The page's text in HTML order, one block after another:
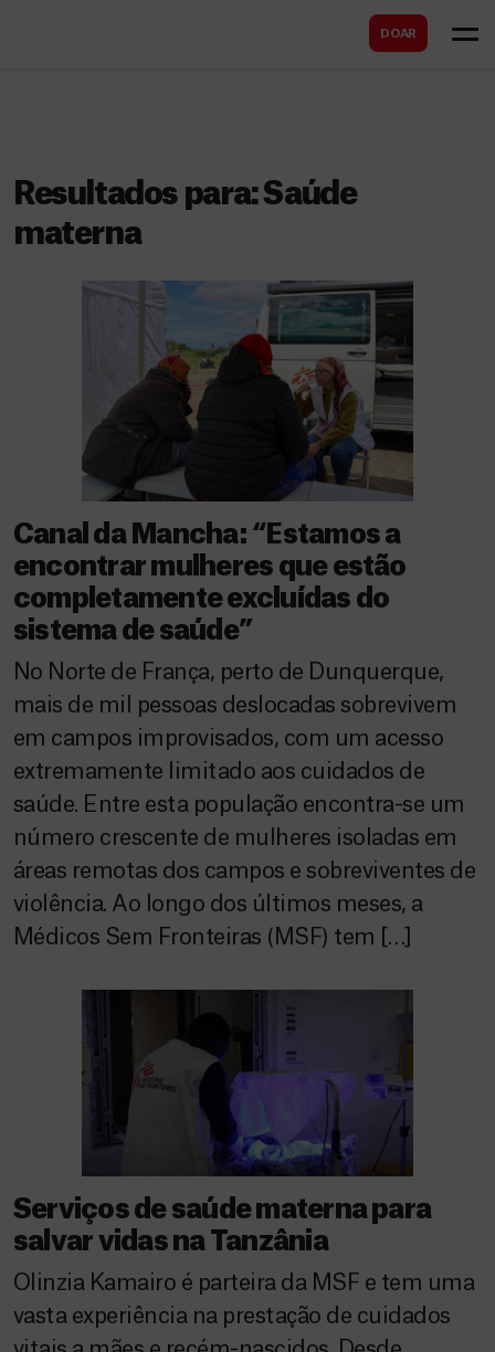
DOAR
Resultados para:Saúde
materna
Canal da Mancha: “Estamos a
encontrar mulheres que estão
completamente excluídas do
sistema de saúde”
No Norte de França, perto de Dunquerque,
mais de mil pessoas deslocadas sobrevivem
em campos improvisados, com um acesso
extremamente limitado aos cuidados de
saúde. Entre esta população encontra-se um
número crescente de mulheres isoladas em
áreas remotas dos campos e sobreviventes de
violência. Ao longo dos últimos meses, a
Médicos Sem Fronteiras (MSF) tem […]
Serviços de saúde materna para
salvar vidas na Tanzânia
Olinzia Kamairo é parteira da MSF e tem uma
vasta experiência na prestação de cuidados
r